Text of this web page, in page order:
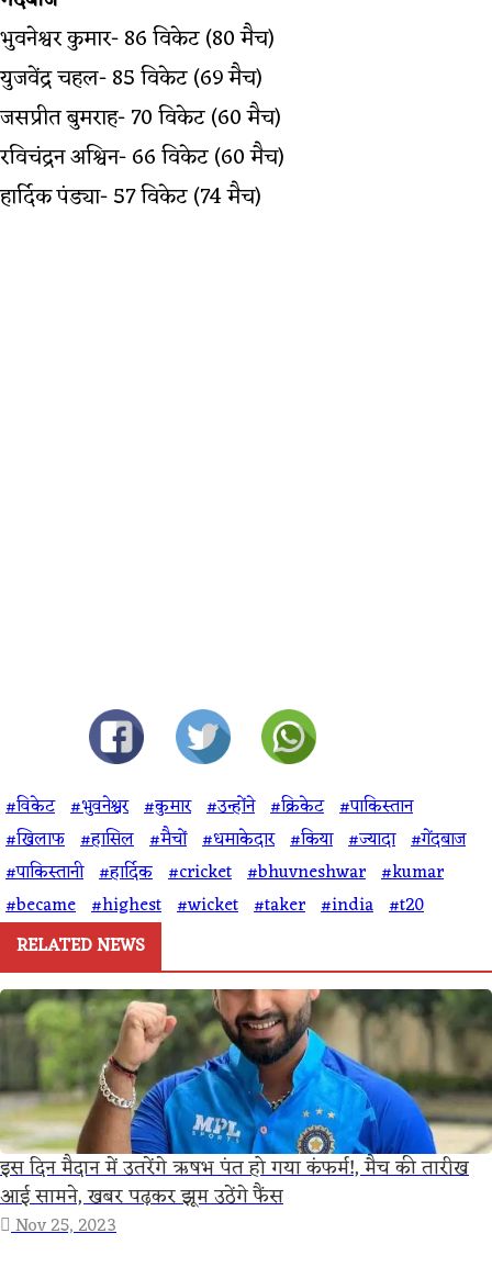
भुवनेश्वर कुमार- 86 विकेट (80 मैच)
युजवेंद्र चहल- 85 विकेट (69 मैच)
जसप्रीत बुमराह- 70 विकेट (60 मैच)
रविचंद्रन अश्विन- 66 विकेट (60 मैच)
हार्दिक पंड्या- 57 विकेट (74 मैच)
#विकेट #भुवनेश्वर #कुमार #उन्होंने #क्रिकेट #पाकिस्तान
#खिलाफ #हासिल #मैचों #धमाकेदार #किया #ज्यादा #गेंदबाज
#पाकिस्तानी #हार्दिक #cricket #bhuvneshwar #kumar
#became #highest #wicket #taker #india #t20
RELATED NEWS
इस दिन मैदान में उतरेंगे ऋषभ पंत हो गया कंफर्म!, मैच की तारीख
आई सामने, खबर पढ़कर झूम उठेंगे फैंस
Nov 25, 2023